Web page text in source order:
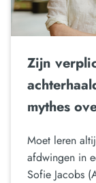
Zijn
mythes
Moet leren
afdwingen in
Sofie Jacobs